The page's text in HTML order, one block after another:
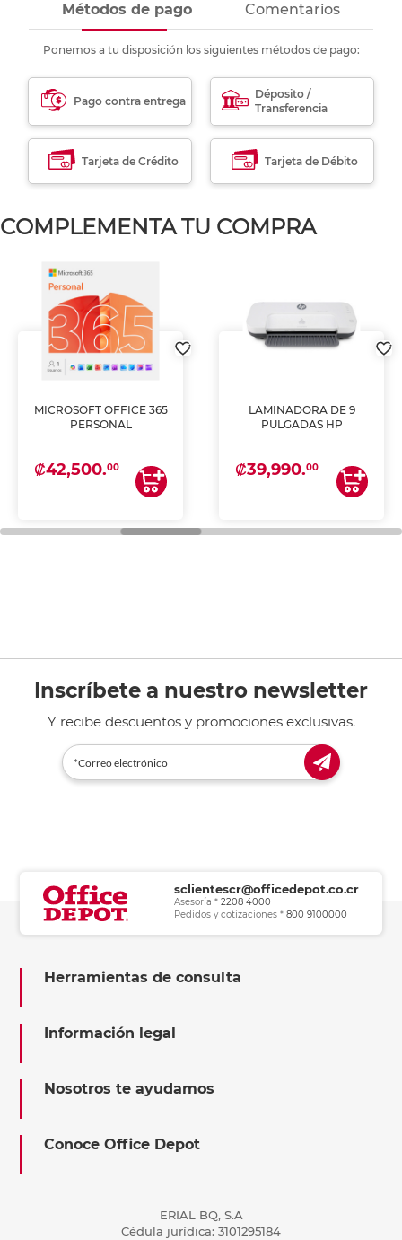
Métodos de pago Comentarios
Ponemos a tu disposición los siguientes métodos de pago:
Pago contra entrega
Déposito /
Transferencia
Tarjeta de Crédito Tarjeta de Débito
COMPLEMENTA TU COMPRA
MICROSOFT OFFICE 365
PERSONAL
₡42,500.00
LAMINADORA DE 9
PULGADAS HP
₡39,990.00
Inscríbete a nuestro newsletter
Y recibe descuentos y promociones exclusivas.
sclientescr@officedepot.co.cr
Asesoría *2208 4000
Pedidos y cotizaciones *800 9100000
Herramientas de consulta
Información legal
Nosotros te ayudamos
Conoce Office Depot
ERIAL BQ, S.A
Cédula jurídica: 3101295184